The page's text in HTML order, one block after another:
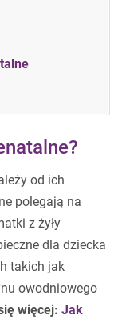
od ich
polegają na
z żyły
dla dziecka
takich jak
owodniowego
więcej: Jak